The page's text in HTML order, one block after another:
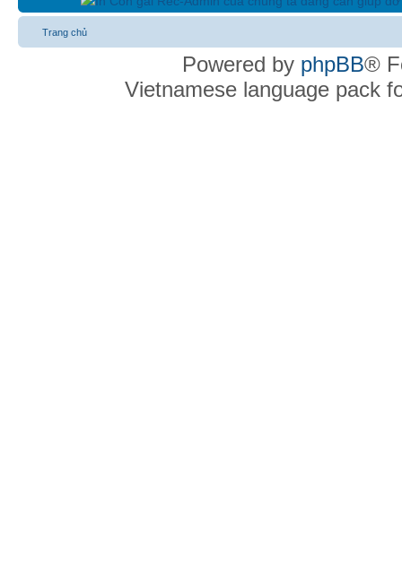
Trang chủ
Powered by phpBB®
Vietnamese language pack